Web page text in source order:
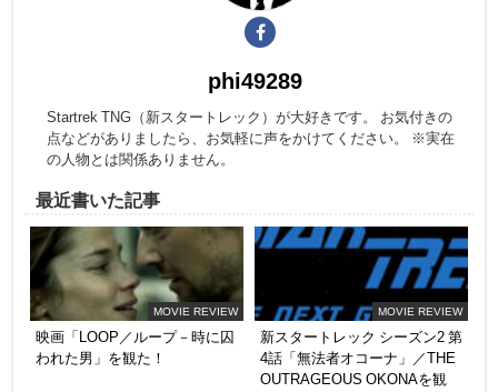
phi49289
Startrek TNG（新スタートレック）が大好きです。 お気付きの
点などがありましたら、お気軽に声をかけてください。 ※実在
の人物とは関係ありません。
最近書いた記事
MOVIE REVIEW
映画「LOOP／ループ－時に囚
われた男」を観た！
MOVIE REVIEW
新スタートレック シーズン2 第
4話「無法者オコーナ」／THE
OUTRAGEOUS OKONAを観